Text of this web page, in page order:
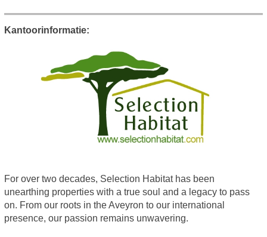
Kantoorinformatie:
For over two decades, Selection Habitat has been
unearthing properties with a true soul and a legacy to pass
on. From our roots in the Aveyron to our international
presence, our passion remains unwavering.